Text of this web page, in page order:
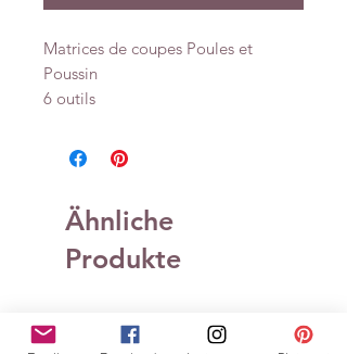
Matrices de coupes Poules et
Poussin
6 outils
Ähnliche
Produkte